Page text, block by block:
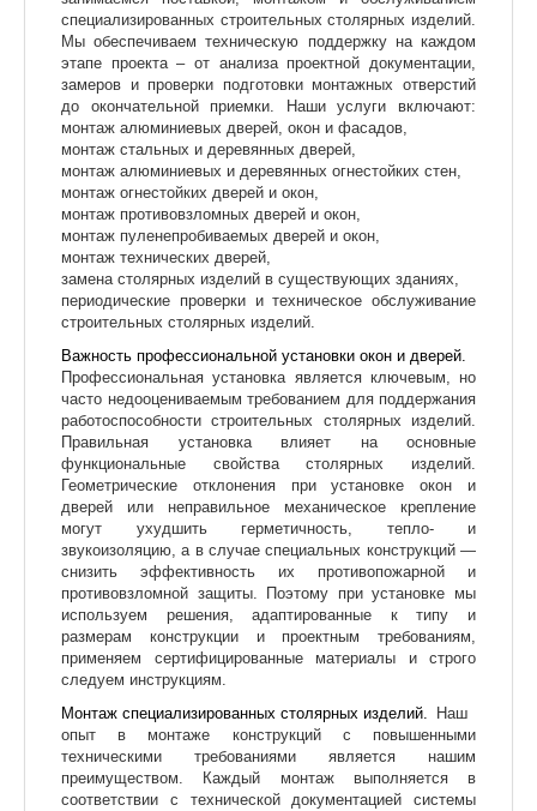
специализированных строительных столярных изделий.
Мы обеспечиваем техническую поддержку на каждом
этапе проекта – от анализа проектной документации,
замеров и проверки подготовки монтажных отверстий
до окончательной приемки. Наши услуги включают:
монтаж алюминиевых дверей, окон и фасадов,
монтаж стальных и деревянных дверей,
монтаж алюминиевых и деревянных огнестойких стен,
монтаж огнестойких дверей и окон,
монтаж противовзломных дверей и окон,
монтаж пуленепробиваемых дверей и окон,
монтаж технических дверей,
замена столярных изделий в существующих зданиях,
периодические проверки и техническое обслуживание
строительных столярных изделий.
Важность профессиональной установки окон и дверей.
Профессиональная установка является ключевым, но
часто недооцениваемым требованием для поддержания
работоспособности строительных столярных изделий.
Правильная установка влияет на основные
функциональные свойства столярных изделий.
Геометрические отклонения при установке окон и
дверей или неправильное механическое крепление
могут ухудшить герметичность, тепло- и
звукоизоляцию, а в случае специальных конструкций —
снизить эффективность их противопожарной и
противовзломной защиты. Поэтому при установке мы
используем решения, адаптированные к типу и
размерам конструкции и проектным требованиям,
применяем сертифицированные материалы и строго
следуем инструкциям.
Монтаж специализированных столярных изделий.
Наш
опыт в монтаже конструкций с повышенными
техническими требованиями является нашим
преимуществом. Каждый монтаж выполняется в
соответствии с технической документацией системы